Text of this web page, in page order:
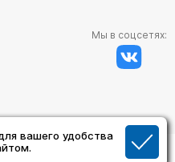
вашего удобства
Мы в соцсетях: